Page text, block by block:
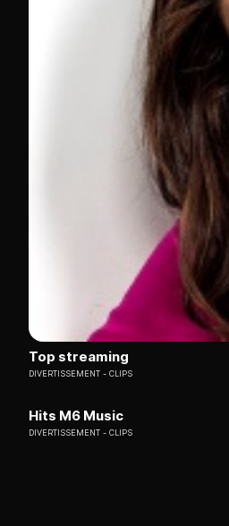
Top streaming
DIVERTISSEMENT CLIPS
Hits M6 Music
DIVERTISSEMENT CLIPS